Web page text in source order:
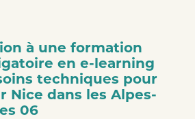
à une formation
en e-learning
techniques pour
Nice dans les Alpes-
06